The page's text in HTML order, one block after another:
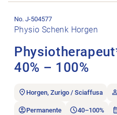
Physio Schenk Horgen
40% – 100%
No. J-504577
Horgen, Zurigo / Sciaffusa
Permanente 40–100%